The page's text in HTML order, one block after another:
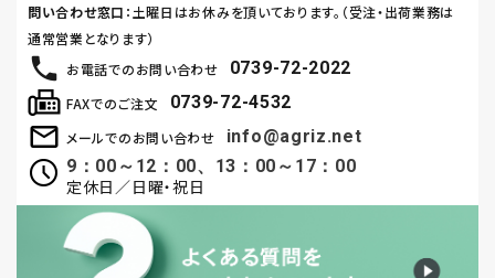
お電話でのお問い合わせ 0739-72-2022
メールでのお問い合わせ
info@agriz.net
9：00～12：00、13：00～17：00
定休日／日曜・祝日
FAXでのご注文 0739-72-4532
問い合わせ窓口 ：土曜日はお休みを頂いております。（受注・出荷業務は
通常営業となります）